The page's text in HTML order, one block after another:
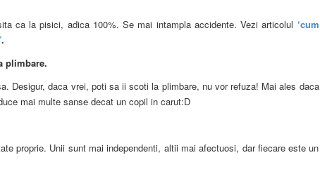
ca la pisici, adica 100%. Se mai intampla accidente. Vezi articolul ‘cum
.
plimbare.
Desigur, daca vrei, poti sa ii scoti la plimbare, nu vor refuza! Mai ales daca
mai multe sanse decat un copil in carut:D
proprie. Unii sunt mai independenti, altii mai afectuosi, dar fiecare este un